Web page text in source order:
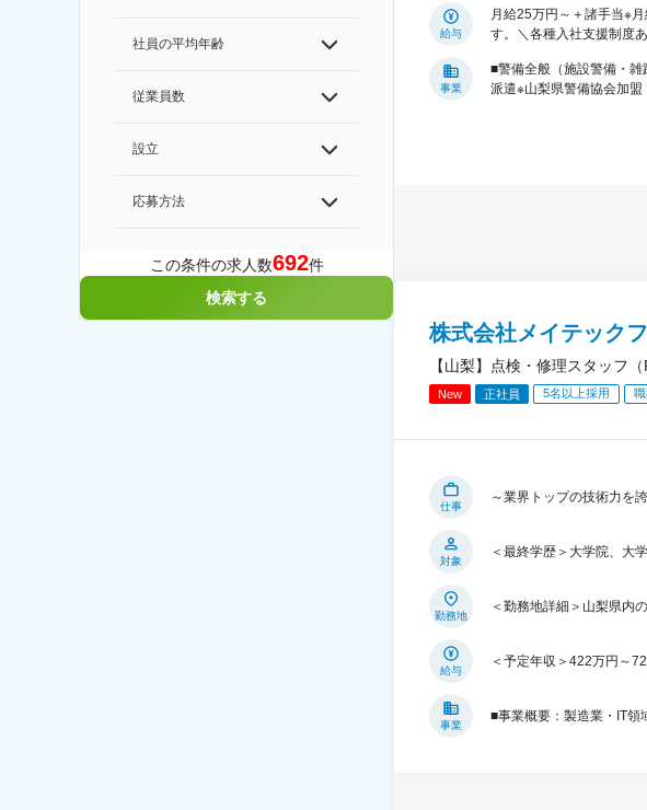
社員の平均年齢
従業員数
設立
応募方法
この条件の求人数692件
検索する
給与
月給25万円～＋諸手当※
す。＼各種入社支援制度
事業
■警備全般（施設警備・
派遣※山梨県警備協会加
株式会社メイテック
【山梨】点検・修理スタッフ
New 正社員 5名以上採用
仕事
～業界トップの技術力を
対象
＜最終学歴＞大学院、大
勤務地
＜勤務地詳細＞山梨県
給与
＜予定年収＞422万円～
事業
■事業概要：製造業・IT領